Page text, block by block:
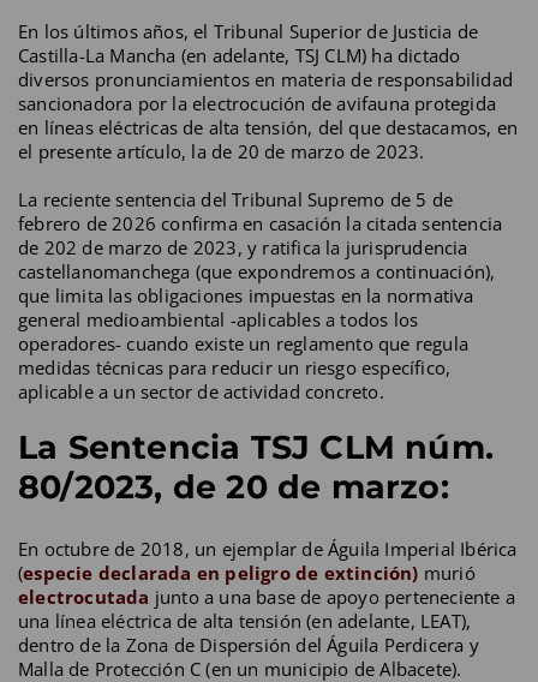
En los últimos años, el Tribunal Superior de Justicia de
Castilla-La Mancha (en adelante, TSJ CLM) ha dictado
diversos pronunciamientos en materia de responsabilidad
sancionadora por la electrocución de avifauna protegida
en líneas eléctricas de alta tensión, del que destacamos, en
el presente artículo, la de 20 de marzo de 2023.
La reciente sentencia del Tribunal Supremo de 5 de
febrero de 2026 confirma en casación la citada sentencia
de 202 de marzo de 2023, y ratifica la jurisprudencia
castellanomanchega (que expondremos a continuación),
que limita las obligaciones impuestas en la normativa
general medioambiental -aplicables a todos los
operadores- cuando existe un reglamento que regula
medidas técnicas para reducir un riesgo específico,
aplicable a un sector de actividad concreto.
La Sentencia TSJ CLM núm.
80/2023, de 20 de marzo:
En octubre de 2018, un ejemplar de Águila Imperial Ibérica
(especie declarada en peligro de extinción) murió
electrocutada junto a una base de apoyo perteneciente a
una línea eléctrica de alta tensión (en adelante, LEAT),
dentro de la Zona de Dispersión del Águila Perdicera y
Malla de Protección C (en un municipio de Albacete).